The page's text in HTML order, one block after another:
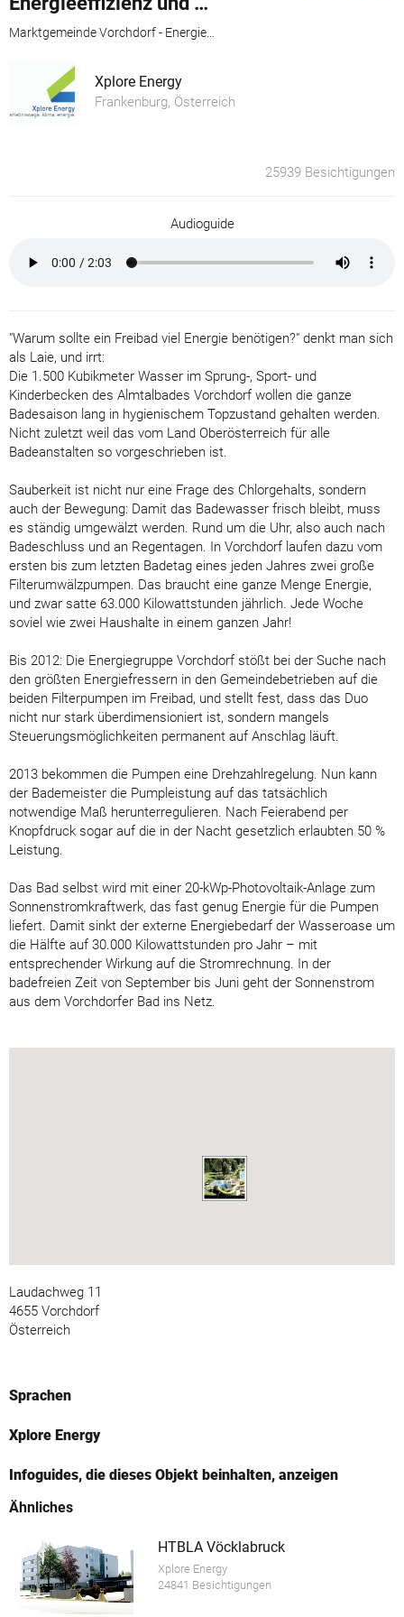
Xplore Energy
Frankenburg, Österreich
25939 Besichtigungen
Audioguide
"Warum sollte ein Freibad viel Energie benötigen?" denkt man sich
als Laie, und irrt:
Die 1.500 Kubikmeter Wasser im Sprung-, Sport- und
Kinderbecken des Almtalbades Vorchdorf wollen die ganze
Badesaison lang in hygienischem Topzustand gehalten werden.
Nicht zuletzt weil das vom Land Oberösterreich für alle
Badeanstalten so vorgeschrieben ist.
Sauberkeit ist nicht nur eine Frage des Chlorgehalts, sondern
auch der Bewegung: Damit das Badewasser frisch bleibt, muss
es ständig umgewälzt werden. Rund um die Uhr, also auch nach
Badeschluss und an Regentagen. In Vorchdorf laufen dazu vom
ersten bis zum letzten Badetag eines jeden Jahres zwei große
Filterumwälzpumpen. Das braucht eine ganze Menge Energie,
und zwar satte 63.000 Kilowattstunden jährlich. Jede Woche
soviel wie zwei Haushalte in einem ganzen Jahr!
Bis 2012: Die Energiegruppe Vorchdorf stößt bei der Suche nach
den größten Energiefressern in den Gemeindebetrieben auf die
beiden Filterpumpen im Freibad, und stellt fest, dass das Duo
nicht nur stark überdimensioniert ist, sondern mangels
Steuerungsmöglichkeiten permanent auf Anschlag läuft.
2013 bekommen die Pumpen eine Drehzahlregelung. Nun kann
der Bademeister die Pumpleistung auf das tatsächlich
notwendige Maß herunterregulieren. Nach Feierabend per
Knopfdruck sogar auf die in der Nacht gesetzlich erlaubten 50 %
Leistung.
Das Bad selbst wird mit einer 20-kWp-Photovoltaik-Anlage zum
Sonnenstromkraftwerk, das fast genug Energie für die Pumpen
liefert. Damit sinkt der externe Energiebedarf der Wasseroase um
die Hälfte auf 30.000 Kilowattstunden pro Jahr – mit
entsprechender Wirkung auf die Stromrechnung. In der
badefreien Zeit von September bis Juni geht der Sonnenstrom
aus dem Vorchdorfer Bad ins Netz.
Laudachweg 11
4655 Vorchdorf
Österreich
Sprachen
Xplore Energy
Infoguides, die dieses Objekt beinhalten, anzeigen
Ähnliches
HTBLA Vöcklabruck
Xplore Energy
24841 Besichtigungen